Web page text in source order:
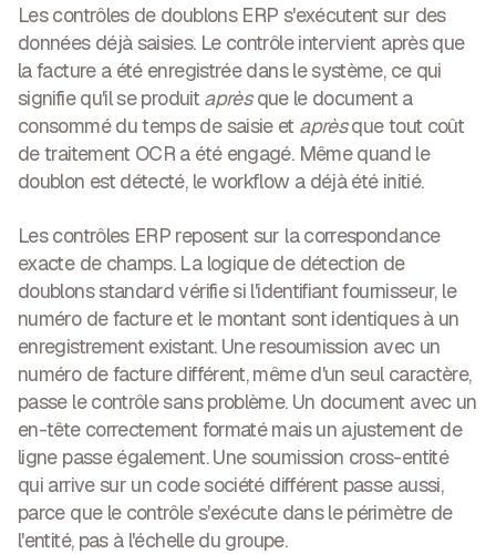
Les contrôles de doublons ERP s'exécutent sur des
données déjà saisies.Le contrôle intervient après que
la facture a été enregistrée dans le système, ce qui
signifie qu'il se produit aprèsque le document a
consommé du temps de saisie et aprèsque tout coût
de traitement OCR a été engagé. Même quand le
doublon est détecté, le workflow a déjà été initié.
Les contrôles ERP reposent sur la correspondance
exacte de champs.La logique de détection de
doublons standard vérifie si l'identifiant fournisseur, le
numéro de facture et le montant sont identiques à un
enregistrement existant. Une resoumission avec un
numéro de facture différent, même d'un seul caractère,
passe le contrôle sans problème. Un document avec un
en-tête correctement formaté mais un ajustement de
ligne passe également. Une soumission cross-entité
qui arrive sur un code société différent passe aussi,
parce que le contrôle s'exécute dans le périmètre de
l'entité, pas à l'échelle du groupe.